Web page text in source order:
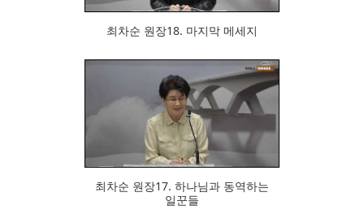
최차순 원장18. 마지막 메세지
최차순 원장17. 하나님과 동역하는
일꾼들